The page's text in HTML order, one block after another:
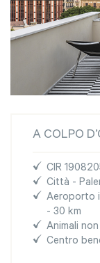
A COLPO
CIR
Città -
Aeroporto
- 30 km
Animali
Centro